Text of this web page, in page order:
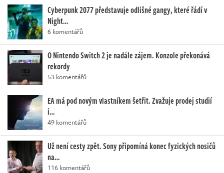
Cyberpunk 2077 představuje odlišné gangy, které řádí v
Night…
6 komentářů
O Nintendo Switch 2 je nadále zájem. Konzole překonává
rekordy
53 komentářů
EA má pod novým vlastníkem šetřit. Zvažuje prodej studií
i…
49 komentářů
Už není cesty zpět. Sony připomíná konec fyzických nosičů
na…
116 komentářů